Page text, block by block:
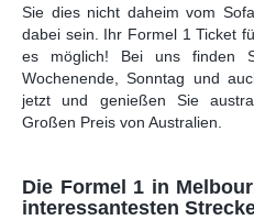
Sie dies nicht daheim vom
dabei sein. Ihr Formel 1 Ticket
es möglich! Bei uns finden
Wochenende, Sonntag und
jetzt und genießen Sie
Großen Preis von Australien.
Die Formel 1 in
interessantesten